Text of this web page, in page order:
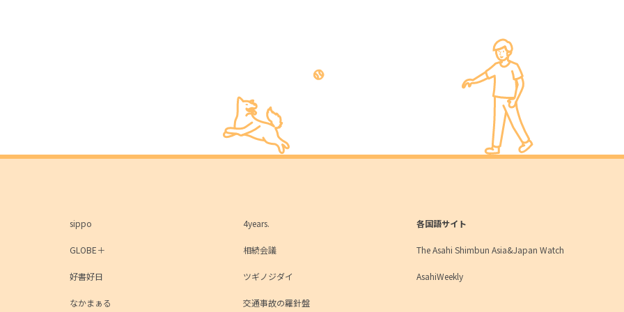
sippo
GLOBE＋
好書好日
なかまぁる
4years.
相続会議
ツギノジダイ
交通事故の羅針盤
各国語サイト
The Asahi Shimbun Asia&Japan Watch
AsahiWeekly